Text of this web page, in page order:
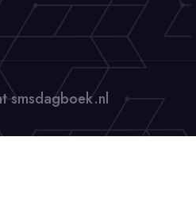
smsdagboek.nl